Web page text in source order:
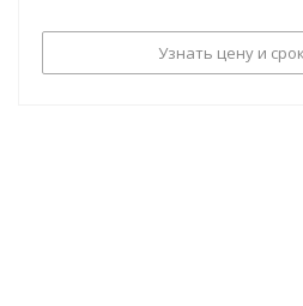
Узнать цену и